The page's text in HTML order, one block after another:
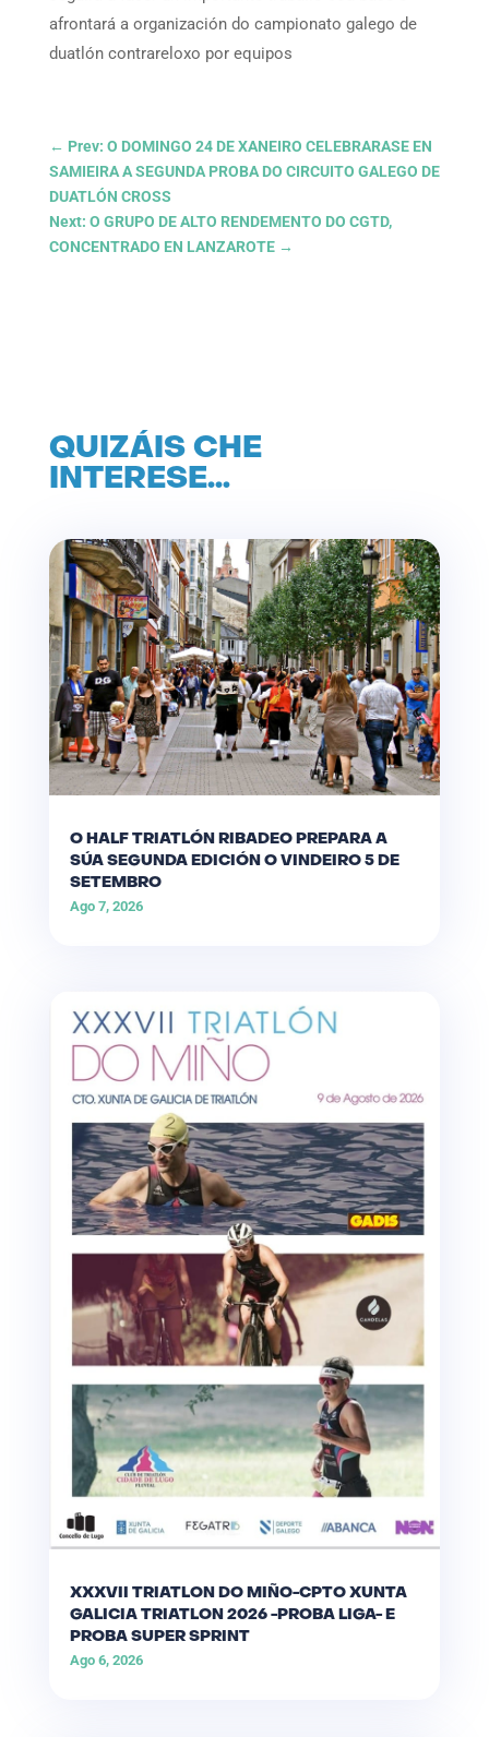
afrontará a organización do campionato galego de
duatlón contrareloxo por equipos
← Prev: O DOMINGO 24 DE XANEIRO CELEBRARASE EN
SAMIEIRA A SEGUNDA PROBA DO CIRCUITO GALEGO DE
DUATLÓN CROSS
Next: O GRUPO DE ALTO RENDEMENTO DO CGTD,
CONCENTRADO EN LANZAROTE→
QUIZÁIS CHE
INTERESE…
O HALF TRIATLÓN RIBADEO PREPARA A
SÚA SEGUNDA EDICIÓN O VINDEIRO 5 DE
SETEMBRO
Ago 7, 2026
XXXVII TRIATLON DO MIÑO-CPTO XUNTA
GALICIA TRIATLON 2026 -PROBA LIGA- E
PROBA SUPER SPRINT
Ago 6, 2026